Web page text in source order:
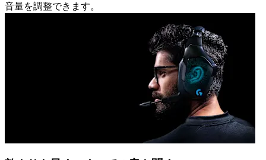
音量を調整できます。